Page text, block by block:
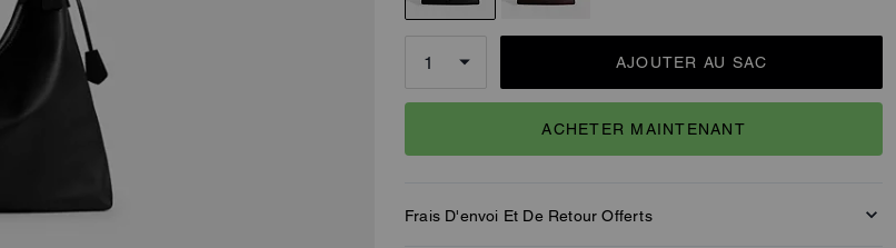
AJOUTER AU SAC
ACHETER MAINTENANT
Frais D'envoi Et De Retour Offerts